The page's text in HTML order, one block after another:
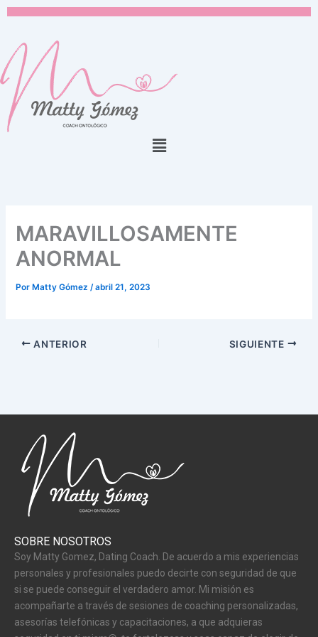
contenido
Menú
MARAVILLOSAMENTE
ANORMAL
PorMatty Gómez/abril 21, 2023
ANTERIOR SIGUIENTE
SOBRE NOSOTROS
Soy Matty Gomez, Dating Coach. De acuerdo a mis experiencias
personales y profesionales puedo decirte con seguridad de que
si se puede conseguir el verdadero amor. Mi misión es
acompañarte a través de sesiones de coaching personalizadas,
asesorías telefónicas y capacitaciones, a que adquieras